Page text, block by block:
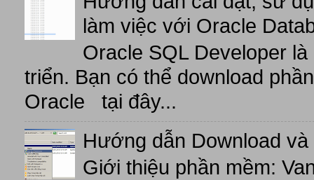
làm việc với Oracle
Oracle SQL Developer
triển. Bạn có thể download
Oracle tại đây...
Hướng dẫn Download
Giới thiệu phần mềm: